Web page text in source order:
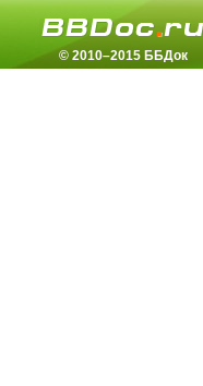
© 2010–2015 ББДок